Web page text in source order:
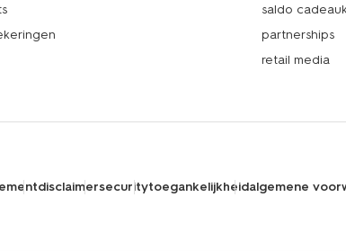
saldo
partnerships
retail media
disclaimersecuritytoegankelijkheidalgemene